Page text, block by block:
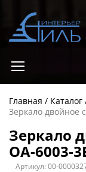
Главная Каталог
Зеркало двойное
Зеркало
OA-6003-
Артикул:00-